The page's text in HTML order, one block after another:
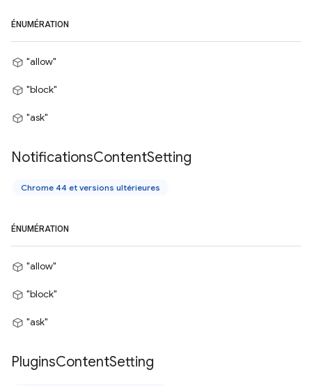
ÉNUMÉRATION
"allow"
"block"
"ask"
NotificationsContentSetting
Chrome 44 et versions ultérieures
ÉNUMÉRATION
"allow"
"block"
"ask"
PluginsContentSetting